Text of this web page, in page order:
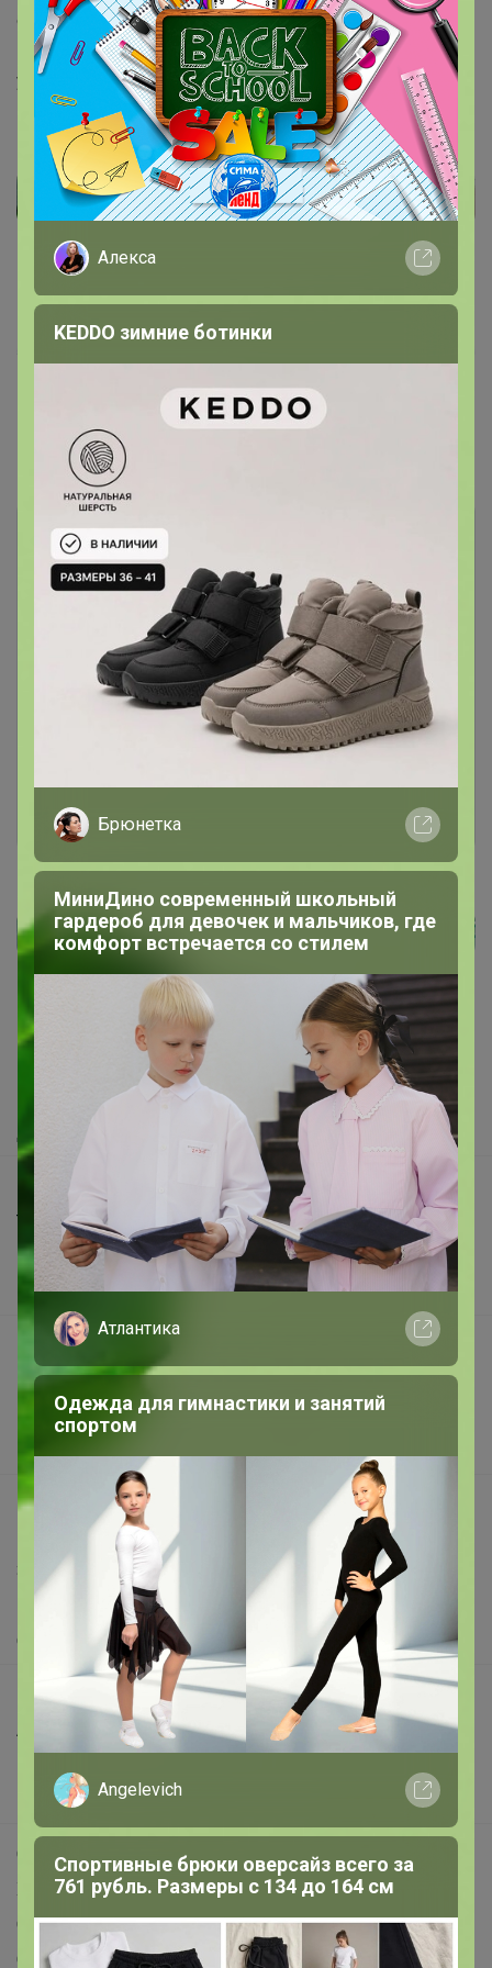
оформить возврат, я верну денежку. Поставьте лайки
на песто и томаты и как они откроются Вам придет
уведомления
Чтобы ответить или задать вопрос
необходимо авторизоваться на сайте
Это займет меньше минуты
Как здесь все устроено?
Как сделать заказ?
Как получить?
Доставка
Шоурумы
Торговые марки
Наша команда
В наличии
Подарочные сертификаты
Реклама на сайте
Поставщикам
Вакансии
support@24-ok.ru
Написать в поддержку
Защита покупателя
О нас
Все предложения
Анонсы
Поддержка альпак
Самое выгодное
Хиты продаж
Самое желанное
Самое быстрое
Алекса
KEDDO зимние ботинки
Брюнетка
МиниДино современный школьный
гардероб для девочек и мальчиков, где
комфорт встречается со стилем
Атлантика
Одежда для гимнастики и занятий
спортом
Angelevich
Спортивные брюки оверсайз всего за
761 рубль. Размеры с 134 до 164 см